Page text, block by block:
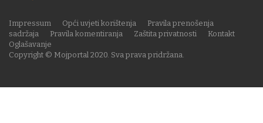
Copyright © Mojportal 2020. Sva prava pridržana.
Impressum Opći uvjeti korištenja
Pravila prenošenja
sadržaja
Pravila komentiranja Zaštita privatnosti
Kontakt
Oglašavanje